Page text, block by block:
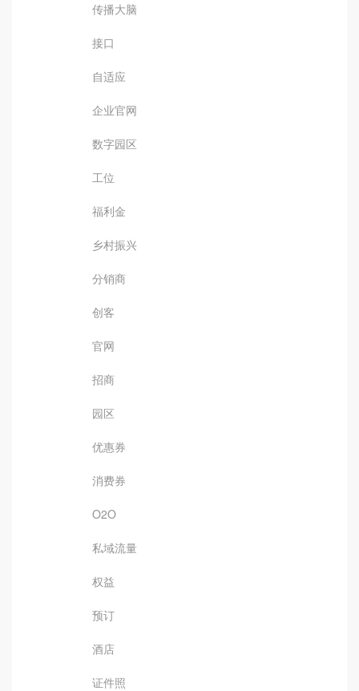
传播大脑
接口
自适应
企业官网
数字园区
工位
福利金
乡村振兴
分销商
创客
官网
招商
园区
优惠券
消费券
O2O
私域流量
权益
预订
酒店
证件照